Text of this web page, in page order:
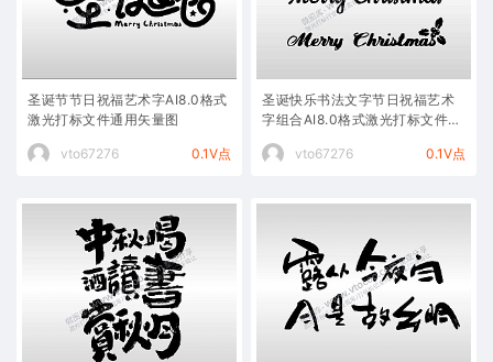
圣诞节节日祝福艺术字AI8.0格式
激光打标文件通用矢量图
vto67276 0.1V点
圣诞快乐书法文字节日祝福艺术
字组合AI8.0格式激光打标文件通
用矢量图
vto67276
0.1V点